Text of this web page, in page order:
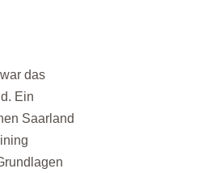
das
Ein
Saarland